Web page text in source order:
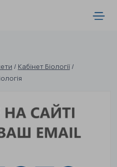
/ Кабінет Біології /